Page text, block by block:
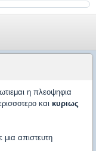
η πλεοψηφια
και κυριως
απιστευτη